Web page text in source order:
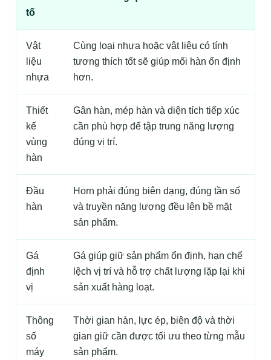
tố
Vật
liệu
nhựa
Cùng loại nhựa hoặc vật liệu có tính
tương thích tốt sẽ giúp mối hàn ổn định
hơn.
Thiết
kế
vùng
hàn
Gân hàn, mép hàn và diện tích tiếp xúc
cần phù hợp để tập trung năng lượng
đúng vị trí.
Đầu
hàn
Horn phải đúng biên dạng, đúng tần số
và truyền năng lượng đều lên bề mặt
sản phẩm.
Gá
định
vị
Gá giúp giữ sản phẩm ổn định, hạn chế
lệch vị trí và hỗ trợ chất lượng lặp lại khi
sản xuất hàng loạt.
Thông
số
máy
Thời gian hàn, lực ép, biên độ và thời
gian giữ cần được tối ưu theo từng mẫu
sản phẩm.